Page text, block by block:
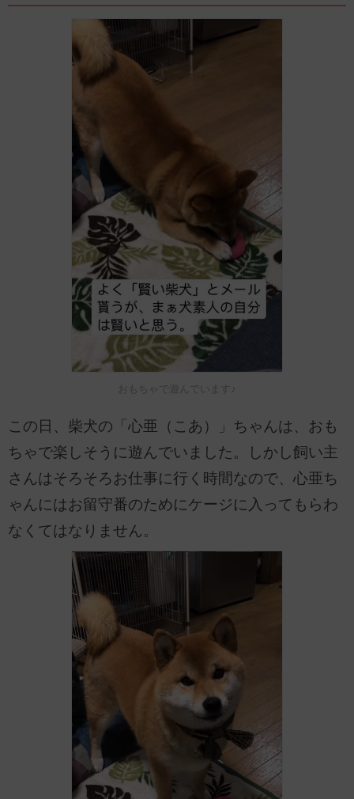
おもちゃで遊んでいます♪
この日、柴犬の「心亜（こあ）」ちゃんは、おも
ちゃで楽しそうに遊んでいました。しかし飼い主
さんはそろそろお仕事に行く時間なので、心亜ち
ゃんにはお留守番のためにケージに入ってもらわ
なくてはなりません。